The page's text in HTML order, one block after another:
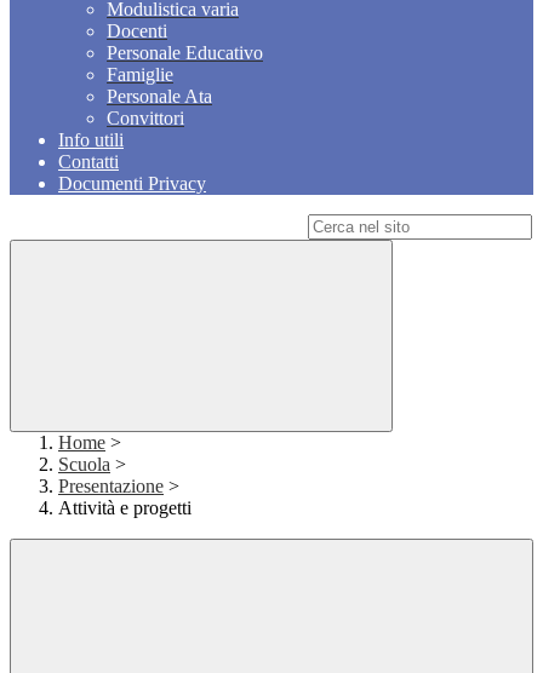
Modulistica varia
Docenti
Personale Educativo
Famiglie
Personale Ata
Convittori
Info utili
Contatti
Documenti Privacy
Home >
Scuola >
Presentazione >
Attività e progetti